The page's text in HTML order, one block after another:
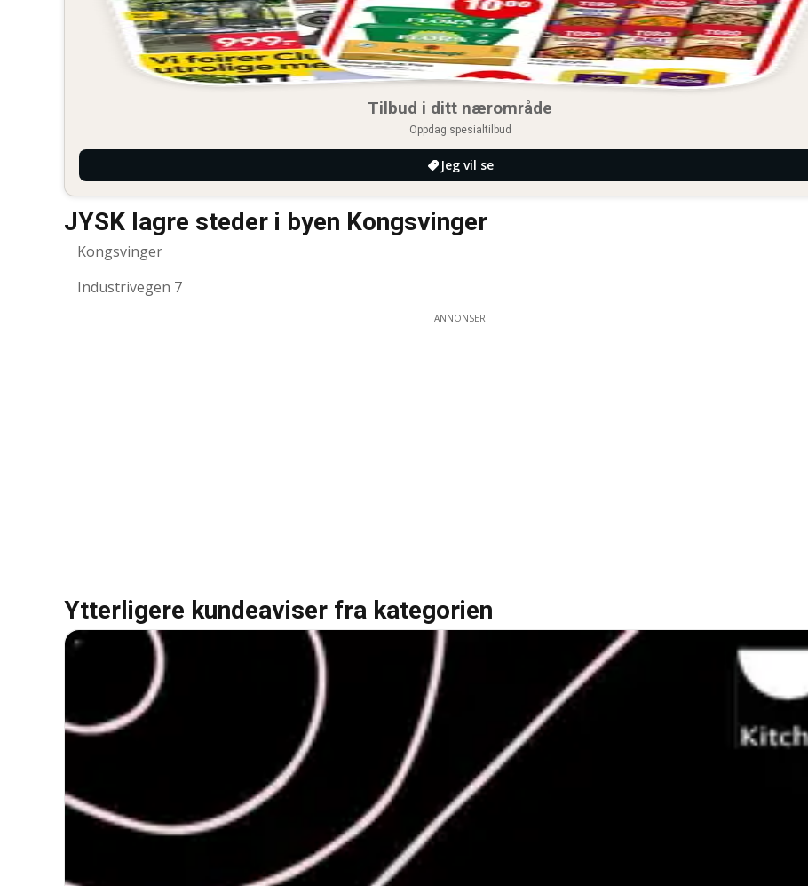
Tilbud i ditt nærområde
Oppdag spesialtilbud
Jeg vil se
JYSK lagre steder i byen Kongsvinger
Kongsvinger
Industrivegen 7
ANNONSER
Ytterligere kundeaviser fra kategorien